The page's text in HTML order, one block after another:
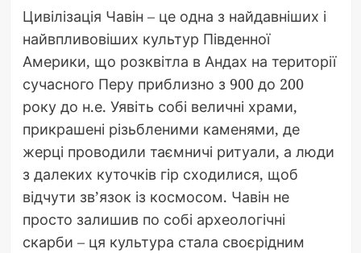
Цивілізація Чавін – це одна з найдавніших і
найвпливовіших культур Південної
Америки, що розквітла в Андах на території
сучасного Перу приблизно з 900 до 200
року до н.е. Уявіть собі величні храми,
прикрашені різьбленими каменями, де
жерці проводили таємничі ритуали, а люди
з далеких куточків гір сходилися, щоб
відчути зв’язок із космосом. Чавін не
просто залишив по собі археологічні
скарби – ця культура стала своєрідним